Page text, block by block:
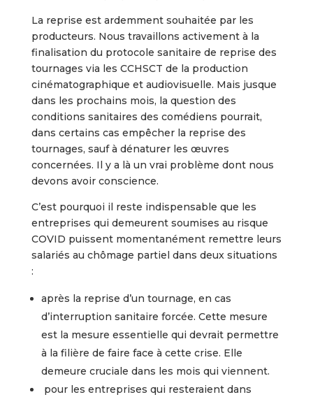
La reprise est ardemment souhaitée par les
producteurs. Nous travaillons activement à la
finalisation du protocole sanitaire de reprise des
tournages via les CCHSCT de la production
cinématographique et audiovisuelle. Mais jusque
dans les prochains mois, la question des
conditions sanitaires des comédiens pourrait,
dans certains cas empêcher la reprise des
tournages, sauf à dénaturer les œuvres
concernées. Il y a là un vrai problème dont nous
devons avoir conscience.
C’est pourquoi il reste indispensable que les
entreprises qui demeurent soumises au risque
COVID puissent momentanément remettre leurs
salariés au chômage partiel dans deux situations
:
après la reprise d’un tournage, en cas
d’interruption sanitaire forcée. Cette mesure
est la mesure essentielle qui devrait permettre
à la filière de faire face à cette crise. Elle
demeure cruciale dans les mois qui viennent.
pour les entreprises qui resteraient dans